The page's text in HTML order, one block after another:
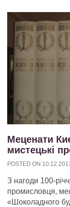
Меценати
мистецькі
POSTED ON
З нагоди 100-
промисловця,
«Шоколадного